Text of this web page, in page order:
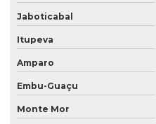
Saco valvulado multifolhado
Saco valvulado de papel
Saco valvulado polipropileno
Saco valvulado produto quimico
Saco valvulado de rafia
Jaboticabal
Itupeva
Amparo
Embu-Guaçu
Monte Mor